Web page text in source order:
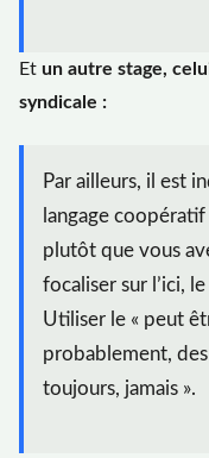
Et un autre stage,
syndicale :
Par ailleurs, il est
langage
plutôt que vous
focaliser sur l’ici,
Utiliser le « peut
probablement,
toujours, jamais ».